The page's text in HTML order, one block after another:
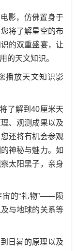
影，仿佛置身于
将了解星空的布
的双重盛宴，让
的天文知识。
播放天文知识影
了解到40厘米天
、观测成果以及
还将有机会参观
神秘与魅力。如
太阳黑子，亲身
宙的“礼物”——陨
与地球的关系等
日晷的原理以及